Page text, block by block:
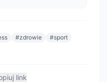
#zdrowie
#sport
link